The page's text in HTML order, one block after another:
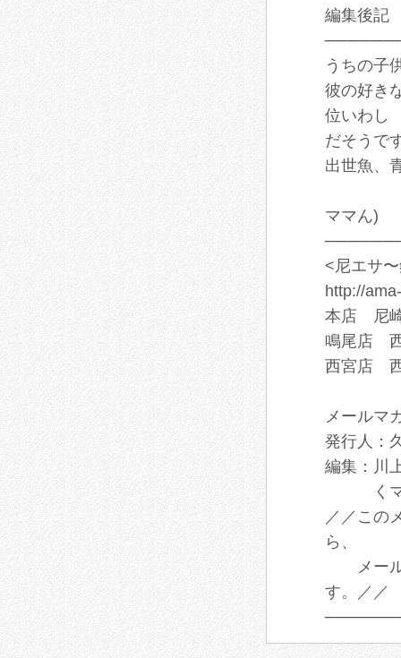
編集後記
うちの子
彼の好き
位いわし
だそうで
出世魚、
ママん)
<尼エサ
http://
本店 尼崎
鳴尾店 西
西宮店 西
メールマ
発行人：
編集：川
くマ
／／この
ら、
メール
す。／／